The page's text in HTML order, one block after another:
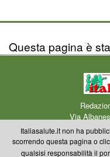
Questa pagina è
Via
Centro Medico
Copyright © 2000-2023
Italiasalute.it non ha
scorrendo questa pagina o
qualsisi responsabilità il